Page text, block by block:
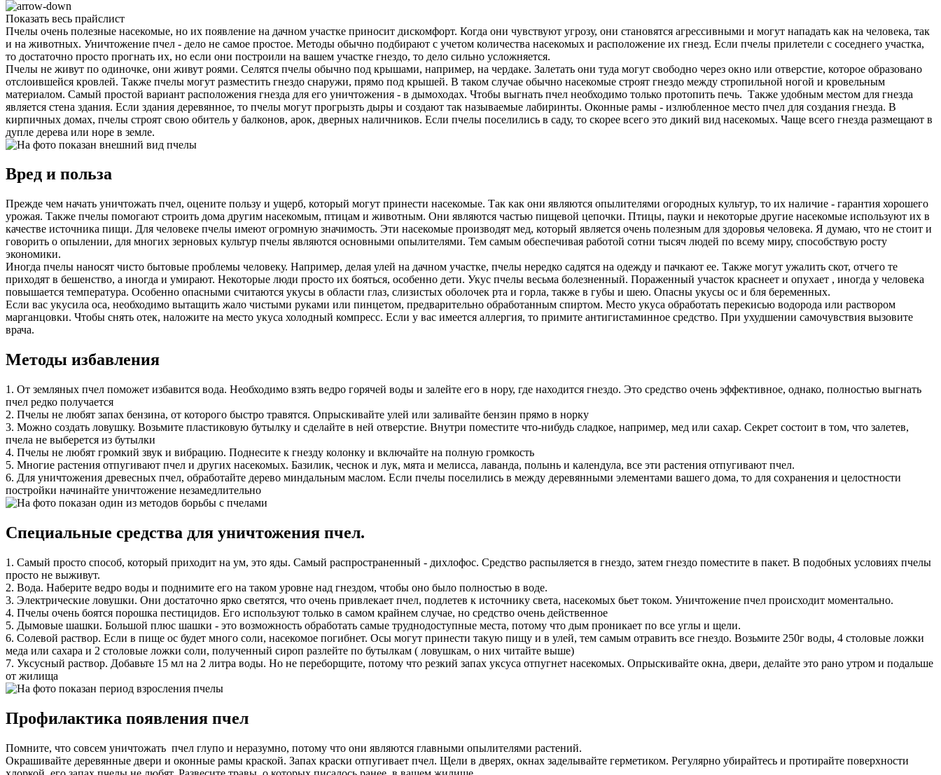
Показать весь прайслист
Пчелы очень полезные насекомые, но их появление на дачном участке приносит дискомфорт. Когда они чувствуют угрозу, они становятся агрессивными и могут нападать как на человека, так
и на животных. Уничтожение пчел - дело не самое простое. Методы обычно подбирают с учетом количества насекомых и расположение их гнезд. Если пчелы прилетели с соседнего участка,
то достаточно просто прогнать их, но если они построили на вашем участке гнездо, то дело сильно усложняется.
Пчелы не живут по одиночке, они живут роями. Селятся пчелы обычно под крышами, например, на чердаке. Залетать они туда могут свободно через окно или отверстие, которое образовано
отслоившейся кровлей. Также пчелы могут разместить гнездо снаружи, прямо под крышей. В таком случае обычно насекомые строят гнездо между стропильной ногой и кровельным
материалом. Самый простой вариант расположения гнезда для его уничтожения - в дымоходах. Чтобы выгнать пчел необходимо только протопить печь. Также удобным местом для гнезда
является стена здания. Если здания деревянное, то пчелы могут прогрызть дыры и создают так называемые лабиринты. Оконные рамы - излюбленное место пчел для создания гнезда. В
кирпичных домах, пчелы строят свою обитель у балконов, арок, дверных наличников. Если пчелы поселились в саду, то скорее всего это дикий вид насекомых. Чаще всего гнезда размещают в
дупле дерева или норе в земле.
Вред и польза
Прежде чем начать уничтожать пчел, оцените пользу и ущерб, который могут принести насекомые. Так как они являются опылителями огородных культур, то их наличие - гарантия хорошего
урожая. Также пчелы помогают строить дома другим насекомым, птицам и животным. Они являются частью пищевой цепочки. Птицы, пауки и некоторые другие насекомые используют их в
качестве источника пищи. Для человеке пчелы имеют огромную значимость. Эти насекомые производят мед, который является очень полезным для здоровья человека. Я думаю, что не стоит и
говорить о опылении, для многих зерновых культур пчелы являются основными опылителями. Тем самым обеспечивая работой сотни тысяч людей по всему миру, способствую росту
экономики.
Иногда пчелы наносят чисто бытовые проблемы человеку. Например, делая улей на дачном участке, пчелы нередко садятся на одежду и пачкают ее. Также могут ужалить скот, отчего те
приходят в бешенство, а иногда и умирают. Некоторые люди просто их бояться, особенно дети. Укус пчелы весьма болезненный. Пораженный участок краснеет и опухает , иногда у человека
повышается температура. Особенно опасными считаются укусы в области глаз, слизистых оболочек рта и горла, также в губы и шею. Опасны укусы ос и бля беременных.
Если вас укусила оса, необходимо вытащить жало чистыми руками или пинцетом, предварительно обработанным спиртом. Место укуса обработать перекисью водорода или раствором
марганцовки. Чтобы снять отек, наложите на место укуса холодный компресс. Если у вас имеется аллергия, то примите антигистаминное средство. При ухудшении самочувствия вызовите
врача.
Методы избавления
1. От земляных пчел поможет избавится вода. Необходимо взять ведро горячей воды и залейте его в нору, где находится гнездо. Это средство очень эффективное, однако, полностью выгнать
пчел редко получается
2. Пчелы не любят запах бензина, от которого быстро травятся. Опрыскивайте улей или заливайте бензин прямо в норку
3. Можно создать ловушку. Возьмите пластиковую бутылку и сделайте в ней отверстие. Внутри поместите что-нибудь сладкое, например, мед или сахар. Секрет состоит в том, что залетев,
пчела не выберется из бутылки
4. Пчелы не любят громкий звук и вибрацию. Поднесите к гнезду колонку и включайте на полную громкость
5. Многие растения отпугивают пчел и других насекомых. Базилик, чеснок и лук, мята и мелисса, лаванда, полынь и календула, все эти растения отпугивают пчел.
6. Для уничтожения древесных пчел, обработайте дерево миндальным маслом. Если пчелы поселились в между деревянными элементами вашего дома, то для сохранения и целостности
постройки начинайте уничтожение незамедлительно
Специальные средства для уничтожения пчел.
1. Самый просто способ, который приходит на ум, это яды. Самый распространенный - дихлофос. Средство распыляется в гнездо, затем гнездо поместите в пакет. В подобных условиях пчелы
просто не выживут.
2. Вода. Наберите ведро воды и поднимите его на таком уровне над гнездом, чтобы оно было полностью в воде.
3. Электрические ловушки. Они достаточно ярко светятся, что очень привлекает пчел, подлетев к источнику света, насекомых бьет током. Уничтожение пчел происходит моментально.
4. Пчелы очень боятся порошка пестицидов. Его используют только в самом крайнем случае, но средство очень действенное
5. Дымовые шашки. Большой плюс шашки - это возможность обработать самые труднодоступные места, потому что дым проникает по все углы и щели.
6. Солевой раствор. Если в пище ос будет много соли, насекомое погибнет. Осы могут принести такую пищу и в улей, тем самым отравить все гнездо. Возьмите 250г воды, 4 столовые ложки
меда или сахара и 2 столовые ложки соли, полученный сироп разлейте по бутылкам ( ловушкам, о них читайте выше)
7. Уксусный раствор. Добавьте 15 мл на 2 литра воды. Но не переборщите, потому что резкий запах уксуса отпугнет насекомых. Опрыскивайте окна, двери, делайте это рано утром и подальше
от жилища
Профилактика появления пчел
Помните, что совсем уничтожать пчел глупо и неразумно, потому что они являются главными опылителями растений.
Окрашивайте деревянные двери и оконные рамы краской. Запах краски отпугивает пчел. Щели в дверях, окнах заделывайте герметиком. Регулярно убирайтесь и протирайте поверхности